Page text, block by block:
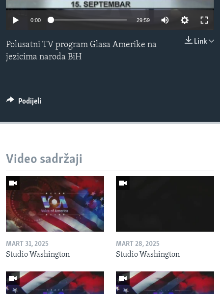
MAGAZIN
O GLASU AMERIKE
Learning English
Jezici
0:00 29:59
Link
Polusatni TV program Glasa Amerike na
jezicima naroda BiH
Podijeli
Video sadržaji
MART 31, 2025
Studio Washington
MART 28, 2025
Studio Washington